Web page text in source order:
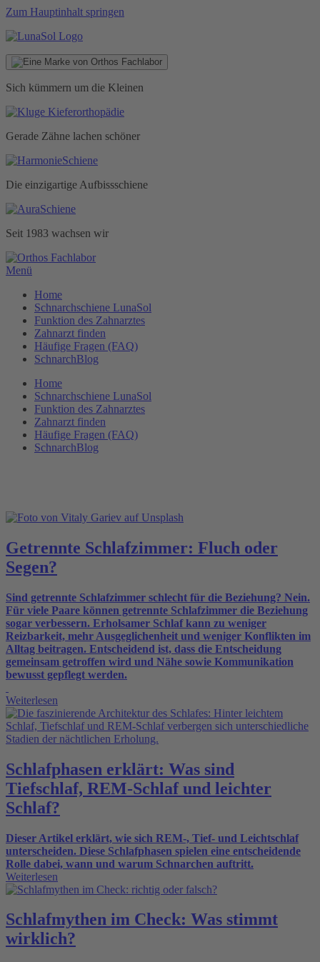
Zum Hauptinhalt springen
Sich kümmern um die Kleinen
Gerade Zähne lachen schöner
Die einzigartige Aufbissschiene
Seit 1983 wachsen wir
Menü
Home
Schnarchschiene LunaSol
Funktion des Zahnarztes
Zahnarzt finden
Häufige Fragen (FAQ)
SchnarchBlog
Home
Schnarchschiene LunaSol
Funktion des Zahnarztes
Zahnarzt finden
Häufige Fragen (FAQ)
SchnarchBlog
Getrennte Schlafzimmer: Fluch oder
Segen?
Sind getrennte Schlafzimmer schlecht für die Beziehung? Nein.
Für viele Paare können getrennte Schlafzimmer die Beziehung
sogar verbessern. Erholsamer Schlaf kann zu weniger
Reizbarkeit, mehr Ausgeglichenheit und weniger Konflikten im
Alltag beitragen. Entscheidend ist, dass die Entscheidung
gemeinsam getroffen wird und Nähe sowie Kommunikation
bewusst gepflegt werden.
Weiterlesen
Schlafphasen erklärt: Was sind
Tiefschlaf, REM-Schlaf und leichter
Schlaf?
Dieser Artikel erklärt, wie sich REM‑, Tief‑ und Leichtschlaf
unterscheiden. Diese Schlafphasen spielen eine entscheidende
Rolle dabei, wann und warum Schnarchen auftritt.
Weiterlesen
Schlafmythen im Check: Was stimmt
wirklich?